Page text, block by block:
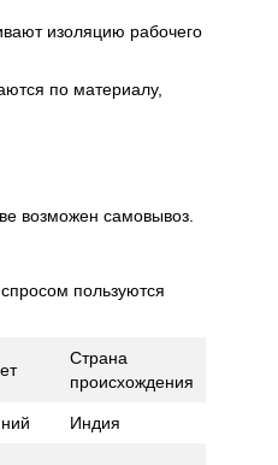
изоляцию рабочего
по материалу,
возможен самовывоз.
пользуются
Страна
происхождения
Индия